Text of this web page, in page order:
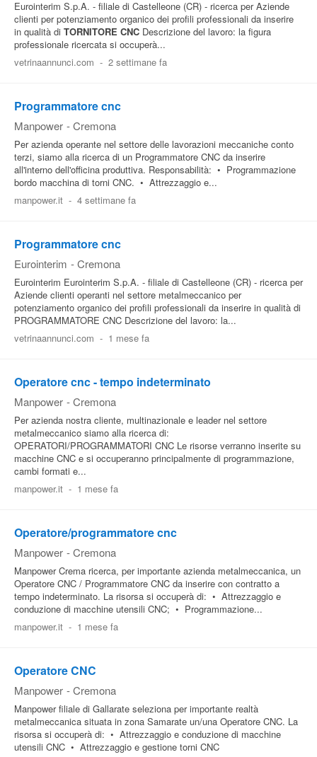
Eurointerim S.p.A. - filiale di Castelleone (CR) - ricerca per Aziende
clienti per potenziamento organico dei profili professionali da inserire
in qualità di TORNITORE CNC Descrizione del lavoro: la figura
professionale ricercata si occuperà...
vetrinaannunci.com - 2 settimane fa
Programmatore cnc
Manpower - Cremona
Per azienda operante nel settore delle lavorazioni meccaniche conto
terzi, siamo alla ricerca di un Programmatore CNC da inserire
all'interno dell'officina produttiva. Responsabilità: • Programmazione
bordo macchina di torni CNC. • Attrezzaggio e...
manpower.it - 4 settimane fa
Programmatore cnc
Eurointerim - Cremona
Eurointerim Eurointerim S.p.A. - filiale di Castelleone (CR) - ricerca per
Aziende clienti operanti nel settore metalmeccanico per
potenziamento organico dei profili professionali da inserire in qualità di
PROGRAMMATORE CNC Descrizione del lavoro: la...
vetrinaannunci.com - 1 mese fa
Operatore cnc - tempo indeterminato
Manpower - Cremona
Per azienda nostra cliente, multinazionale e leader nel settore
metalmeccanico siamo alla ricerca di:
OPERATORI/PROGRAMMATORI CNC Le risorse verranno inserite su
macchine CNC e si occuperanno principalmente di programmazione,
cambi formati e...
manpower.it - 1 mese fa
Operatore/programmatore cnc
Manpower - Cremona
Manpower Crema ricerca, per importante azienda metalmeccanica, un
Operatore CNC / Programmatore CNC da inserire con contratto a
tempo indeterminato. La risorsa si occuperà di: • Attrezzaggio e
conduzione di macchine utensili CNC; • Programmazione...
manpower.it - 1 mese fa
Operatore CNC
Manpower - Cremona
Manpower filiale di Gallarate seleziona per importante realtà
metalmeccanica situata in zona Samarate un/una Operatore CNC. La
risorsa si occuperà di: • Attrezzaggio e conduzione di macchine
utensili CNC • Attrezzaggio e gestione torni CNC